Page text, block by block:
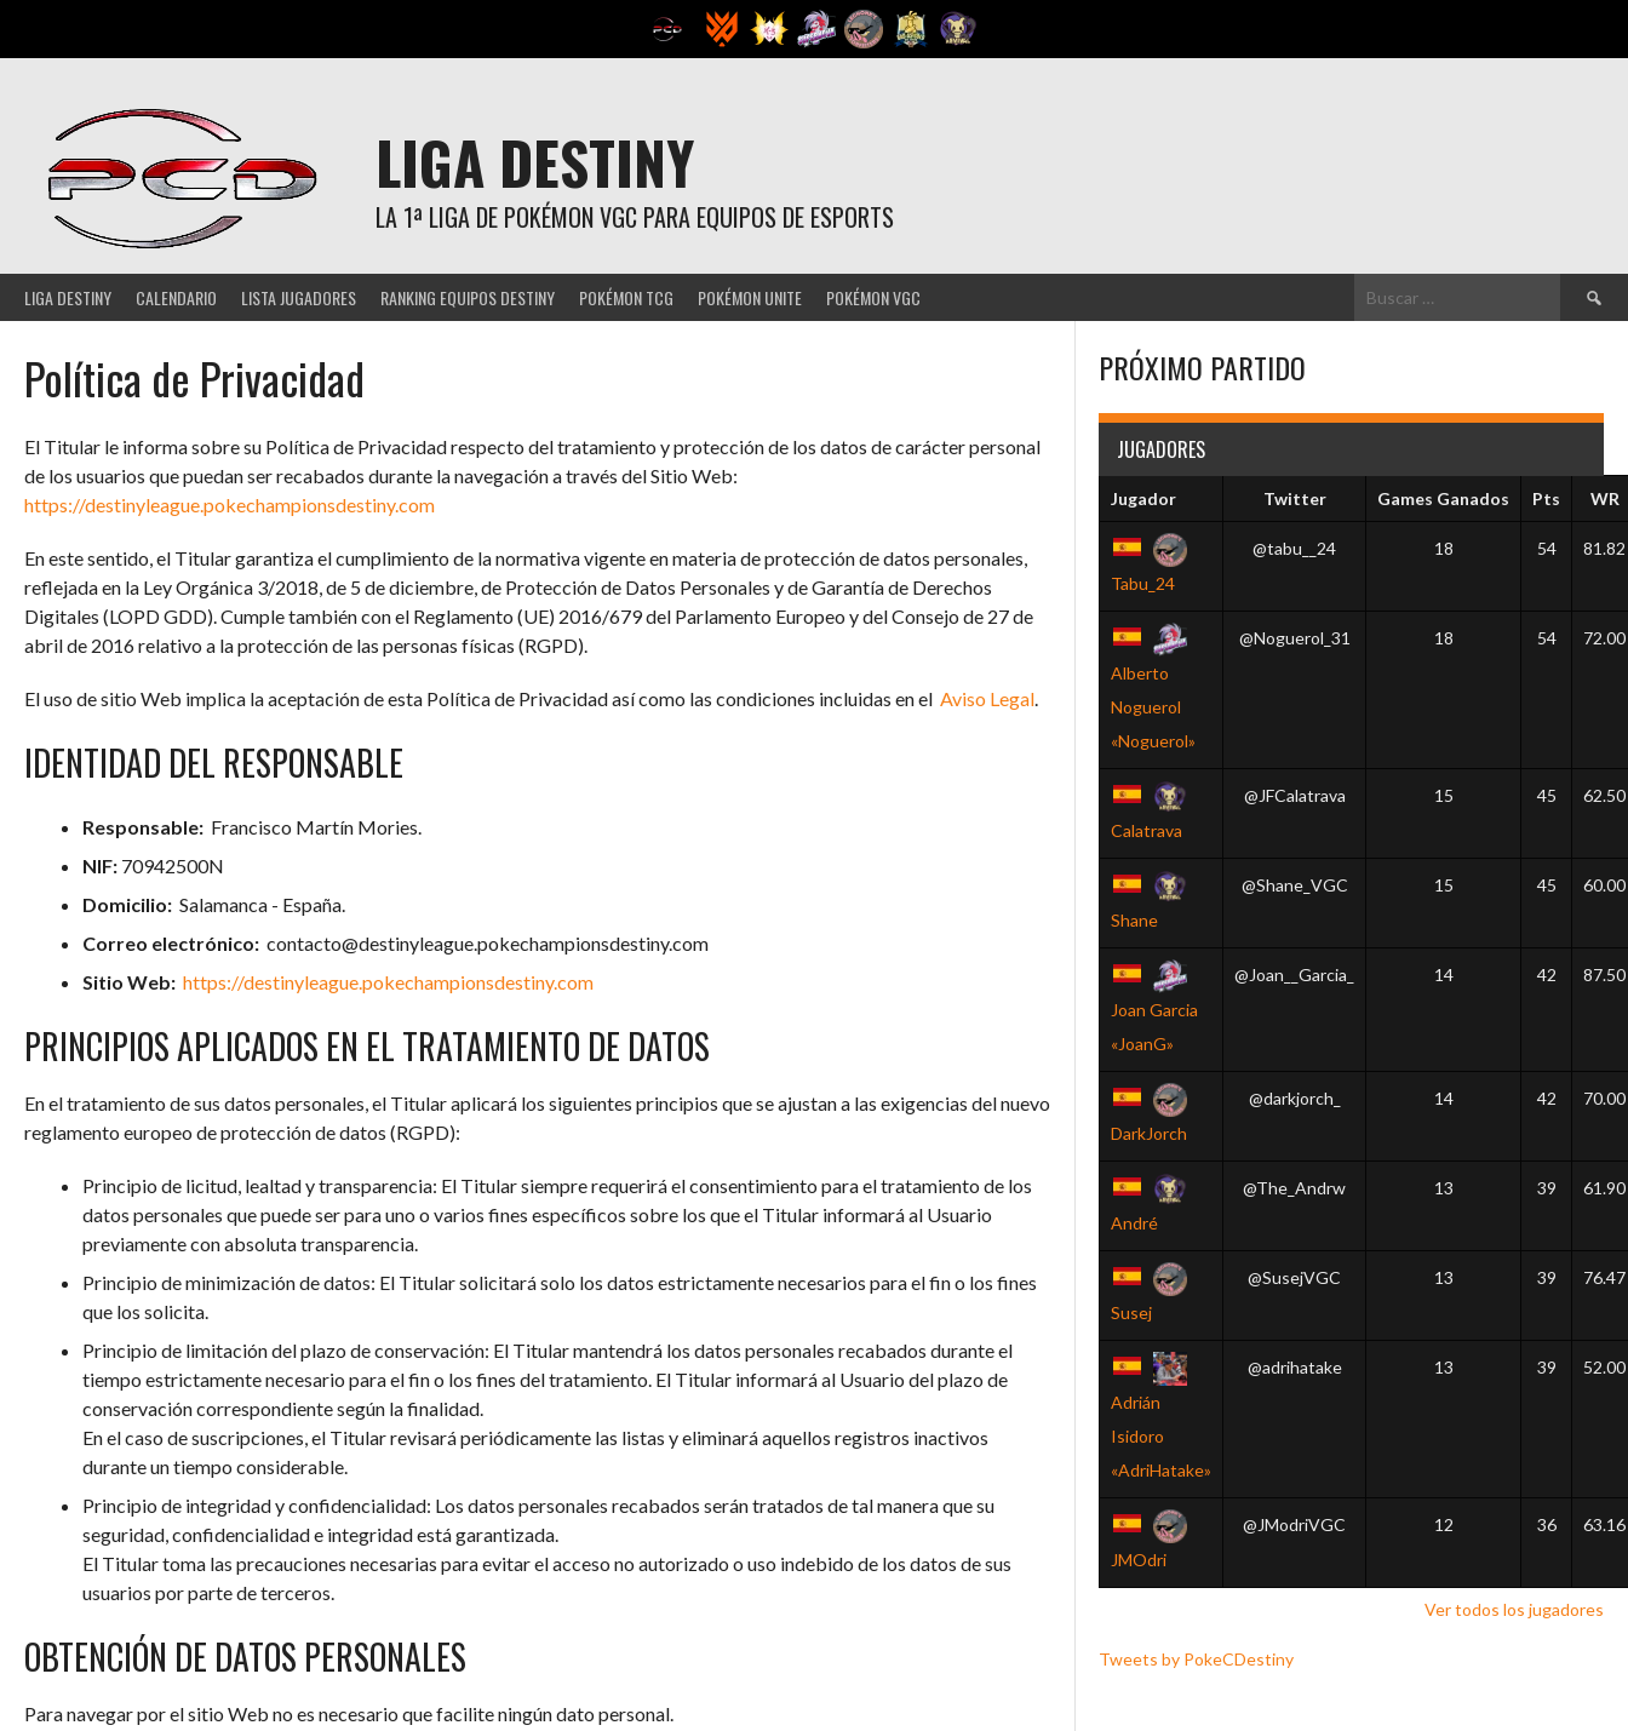
contenido
LIGA DESTINY
LA 1ª LIGA DE POKÉMON VGC PARA EQUIPOS DE ESPORTS
LIGA DESTINY CALENDARIO LISTA JUGADORES RANKING EQUIPOS DESTINY POKÉMON TCG POKÉMON UNITE POKÉMON VGC Buscar:
Política de Privacidad
El Titular le informa sobre su Política de Privacidad respecto del tratamiento y protección de los datos de carácter personal
de los usuarios que puedan ser recabados durante la navegación a través del Sitio Web:
https://destinyleague.pokechampionsdestiny.com
En este sentido, el Titular garantiza el cumplimiento de la normativa vigente en materia de protección de datos personales,
reflejada en la Ley Orgánica 3/2018, de 5 de diciembre, de Protección de Datos Personales y de Garantía de Derechos
Digitales (LOPD GDD). Cumple también con el Reglamento (UE) 2016/679 del Parlamento Europeo y del Consejo de 27 de
abril de 2016 relativo a la protección de las personas físicas (RGPD).
El uso de sitio Web implica la aceptación de esta Política de Privacidad así como las condiciones incluidas en el Aviso Legal.
IDENTIDAD DEL RESPONSABLE
Responsable: Francisco Martín Mories.
NIF: 70942500N
Domicilio: Salamanca - España.
Correo electrónico: contacto@destinyleague.pokechampionsdestiny.com
Sitio Web: https://destinyleague.pokechampionsdestiny.com
PRINCIPIOS APLICADOS EN EL TRATAMIENTO DE DATOS
En el tratamiento de sus datos personales, el Titular aplicará los siguientes principios que se ajustan a las exigencias del nuevo
reglamento europeo de protección de datos (RGPD):
Principio de licitud, lealtad y transparencia: El Titular siempre requerirá el consentimiento para el tratamiento de los
datos personales que puede ser para uno o varios fines específicos sobre los que el Titular informará al Usuario
previamente con absoluta transparencia.
Principio de minimización de datos: El Titular solicitará solo los datos estrictamente necesarios para el fin o los fines
que los solicita.
Principio de limitación del plazo de conservación: El Titular mantendrá los datos personales recabados durante el
tiempo estrictamente necesario para el fin o los fines del tratamiento. El Titular informará al Usuario del plazo de
conservación correspondiente según la finalidad.
En el caso de suscripciones, el Titular revisará periódicamente las listas y eliminará aquellos registros inactivos
durante un tiempo considerable.
Principio de integridad y confidencialidad: Los datos personales recabados serán tratados de tal manera que su
seguridad, confidencialidad e integridad está garantizada.
El Titular toma las precauciones necesarias para evitar el acceso no autorizado o uso indebido de los datos de sus
usuarios por parte de terceros.
OBTENCIÓN DE DATOS PERSONALES
Para navegar por el sitio Web no es necesario que facilite ningún dato personal.
PRÓXIMO PARTIDO
JUGADORES
Jugador Twitter Games Ganados Pts WR
Tabu_24
@tabu__24 18 54 81.82
Alberto
Noguerol
«Noguerol»
@Noguerol_31 18 54 72.00
Calatrava
@JFCalatrava 15 45 62.50
Shane
@Shane_VGC 15 45 60.00
Joan Garcia
«JoanG»
@Joan__Garcia_ 14 42 87.50
DarkJorch
@darkjorch_ 14 42 70.00
André
@The_Andrw 13 39 61.90
Susej
@SusejVGC 13 39 76.47
Adrián
Isidoro
«AdriHatake»
@adrihatake 13 39 52.00
JMOdri
@JModriVGC 12 36 63.16
Ver todos los jugadores
Tweets by PokeCDestiny